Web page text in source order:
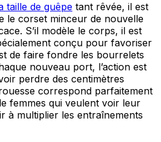
taille de guêpe tant rêvée, il est
le corset minceur de nouvelle
S’il modèle le corps, il est
conçu pour favoriser
de faire fondre les bourrelets
nouveau port, l’action est
perdre des centimètres
correspond parfaitement
femmes qui veulent voir leur
à multiplier les entraînements